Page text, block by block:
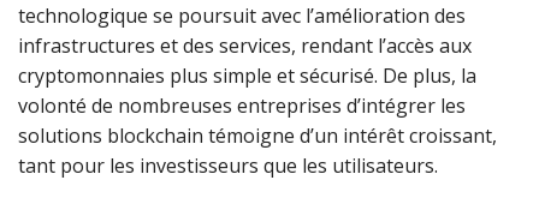
technologique se poursuit avec l’amélioration des
infrastructures et des services, rendant l’accès aux
cryptomonnaies plus simple et sécurisé. De plus, la
volonté de nombreuses entreprises d’intégrer les
solutions blockchain témoigne d’un intérêt croissant,
tant pour les investisseurs que les utilisateurs.